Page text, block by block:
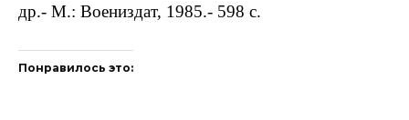
др.- М.: Воениздат, 1985.- 598 с.
Понравилось это: